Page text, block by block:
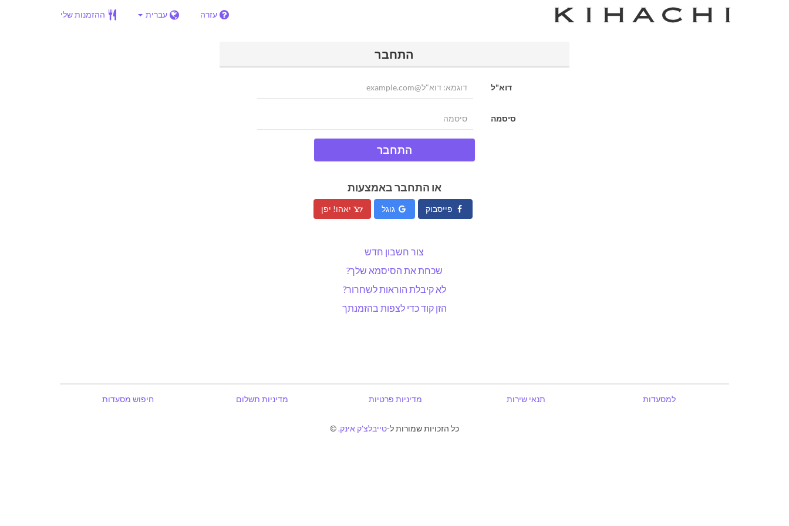
עזרה עברית ההזמנות שלי
התחבר
דוא"ל
סיסמה
התחבר
או התחבר באמצעות
פייסבוק גוגל יאהו! יפן
צור חשבון חדש
שכחת את הסיסמא שלך?
לא קיבלת הוראות לשחרור?
הזן קוד כדי לצפות בהזמנתך
למסעדות תנאי שירות מדיניות פרטיות מדיניות תשלום חיפוש מסעדות
כל הזכויות שמורות ל-טייבלצ'ק אינק.©